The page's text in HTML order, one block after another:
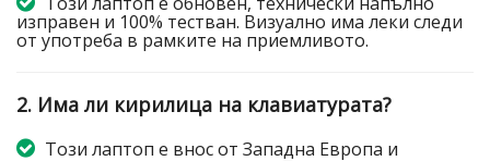
изправен и 100% тестван. Визуално има леки следи
от употреба в рамките на приемливото.
2. Има ли кирилица на клавиатурата?
Този лаптоп е внос от Западна Европа и